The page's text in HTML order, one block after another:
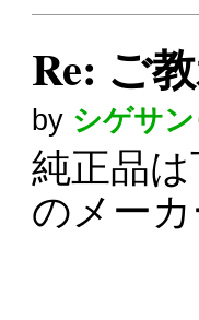
Re: ご
by シゲサ
純正品
のメー